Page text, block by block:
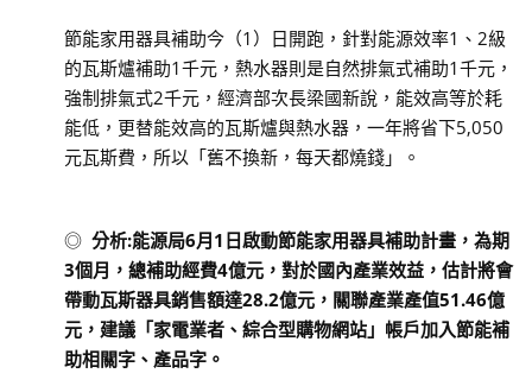
節能家用器具補助今（1）日開跑，針對能源效率1、2級
的瓦斯爐補助1千元，熱水器則是自然排氣式補助1千元，
強制排氣式2千元，經濟部次長梁國新說，能效高等於耗
能低，更替能效高的瓦斯爐與熱水器，一年將省下5,050
元瓦斯費，所以「舊不換新，每天都燒錢」。
◎ 分析:能源局6月1 日啟動節能家用器具補助計畫，為期
3個月，總補助經費4億元，對於國內產業效益，估計將會
帶動瓦斯器具銷售額達28.2億元，關聯產業產值51.46億
元，建議「家電業者、綜合型購物網站」帳戶加入節能補
助相關字、產品字。